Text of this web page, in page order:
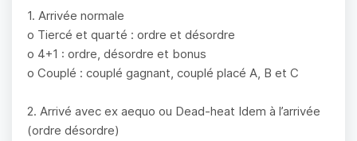
1. Arrivée normale
o Tiercé et quarté : ordre et désordre
o 4+1 : ordre, désordre et bonus
o Couplé : couplé gagnant, couplé placé A, B et C
2. Arrivé avec ex aequo ou Dead-heat Idem à l’arrivée
(ordre désordre)